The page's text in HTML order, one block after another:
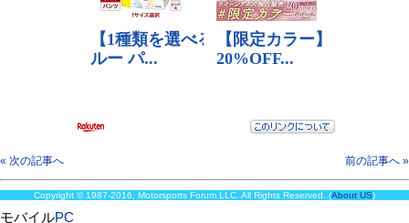
« 次の記事へ 前の記事へ »
Copyright © 1987-2016, Motorsports Forum LLC. All Rights Reserved. (About US)
モバイルPC